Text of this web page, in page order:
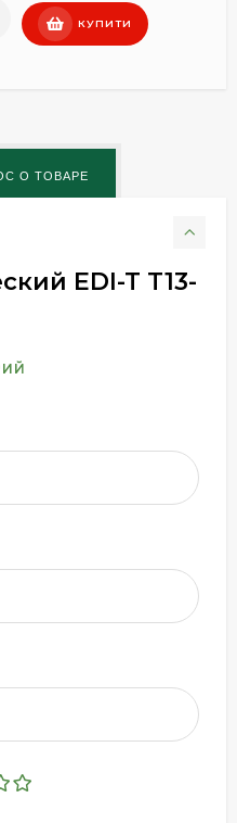
КУПИТИ
EDI-T T13-